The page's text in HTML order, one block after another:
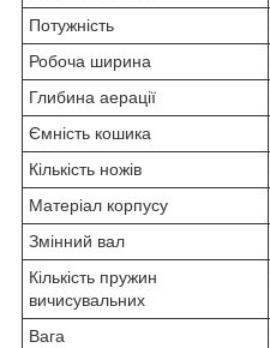
Потужність
Робоча ширина
Глибина аерації
Ємність кошика
Кількість ножів
Матеріал корпусу
Змінний вал
Кількість пружин
вичисувальних
Вага